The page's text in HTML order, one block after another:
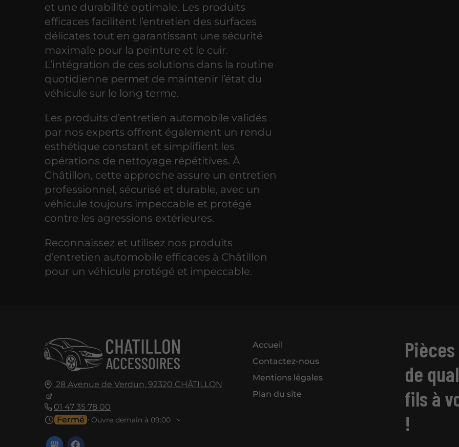
et une durabilité optimale. Les produits
efficaces facilitent l’entretien des surfaces
délicates tout en garantissant une sécurité
maximale pour la peinture et le cuir.
L’intégration de ces solutions dans la routine
quotidienne permet de maintenir l’état du
véhicule sur le long terme.
Les produits d’entretien automobile validés
par nos experts offrent également un rendu
esthétique constant et simplifient les
opérations de nettoyage répétitives. À
Châtillon, cette approche assure un entretien
professionnel, sécurisé et durable, avec un
véhicule toujours impeccable et protégé
contre les agressions extérieures.
Reconnaissez et utilisez nos produits
d’entretien automobile efficaces à Châtillon
pour un véhicule protégé et impeccable.
28 Avenue de Verdun, 92320 CHÂTILLON
01 47 35 78 00
Fermé ⋅ Ouvre demain à 09:00
Accueil
Contactez-nous
Mentions légales
Plan du site
de
fils à
!